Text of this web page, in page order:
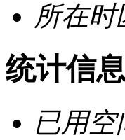
所在时
统计信息
已用空